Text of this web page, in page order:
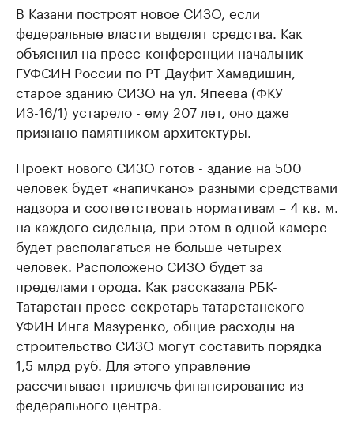
В Казани построят новое СИЗО, если
федеральные власти выделят средства. Как
объяснил на пресс-конференции начальник
ГУФСИН России по РТ Дауфит Хамадишин,
старое зданию СИЗО на ул. Япеева (ФКУ
ИЗ-16/1) устарело - ему 207 лет, оно даже
признано памятником архитектуры.
Проект нового СИЗО готов - здание на 500
человек будет «напичкано» разными средствами
надзора и соответствовать нормативам – 4 кв. м.
на каждого сидельца, при этом в одной камере
будет располагаться не больше четырех
человек. Расположено СИЗО будет за
пределами города. Как рассказала РБК-
Татарстан пресс-секретарь татарстанского
УФИН Инга Мазуренко, общие расходы на
строительство СИЗО могут составить порядка
1,5 млрд руб. Для этого управление
рассчитывает привлечь финансирование из
федерального центра.